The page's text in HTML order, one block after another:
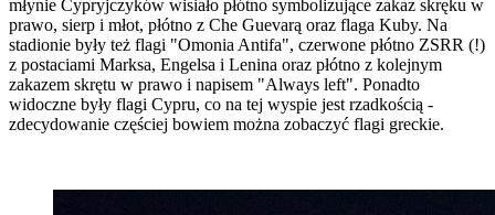
młynie Cypryjczyków wisiało płótno symbolizujące zakaz skręku w
prawo, sierp i młot, płótno z Che Guevarą oraz flaga Kuby. Na
stadionie były też flagi "Omonia Antifa", czerwone płótno ZSRR (!)
z postaciami Marksa, Engelsa i Lenina oraz płótno z kolejnym
zakazem skrętu w prawo i napisem "Always left". Ponadto
widoczne były flagi Cypru, co na tej wyspie jest rzadkością -
zdecydowanie częściej bowiem można zobaczyć flagi greckie.